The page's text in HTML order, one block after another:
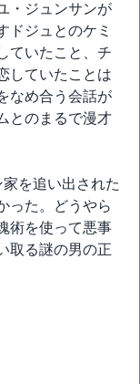
・ジュンサンが
ドジュとのケミ
ていたこと、チ
していたことは
なめ合う会話が
とのまるで漫才
を追い出された
った。どうやら
術を使って悪事
取る謎の男の正